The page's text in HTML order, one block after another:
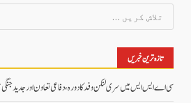
کریں
برائے:
تازہ ترین خبریں
سی اے ایس ایس میں سری لنکن وفد کا دورہ، دفاعی تعاون اور جدید جنگی